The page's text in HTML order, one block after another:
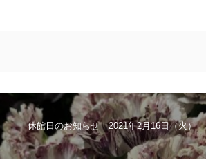
休館日のお知らせ 2021年2月16日（火）